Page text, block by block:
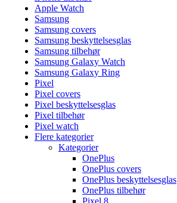
Apple Watch
Samsung
Samsung covers
Samsung beskyttelsesglas
Samsung tilbehør
Samsung Galaxy Watch
Samsung Galaxy Ring
Pixel
Pixel covers
Pixel beskyttelsesglas
Pixel tilbehør
Pixel watch
Flere kategorier
Kategorier
OnePlus
OnePlus covers
OnePlus beskyttelsesglas
OnePlus tilbehør
Pixel 8